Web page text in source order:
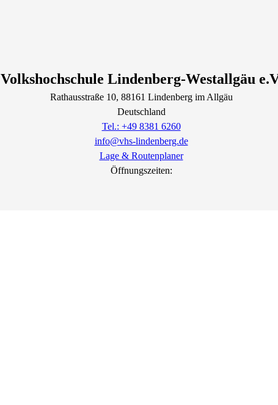
Volkshochschule Lindenberg-Westallgäu
Rathausstraße10, 88161 Lindenberg im Allgäu
Deutschland
Tel.: +49 8381 6260
info@vhs-lindenberg.de
Lage & Routenplaner
Öffnungszeiten: